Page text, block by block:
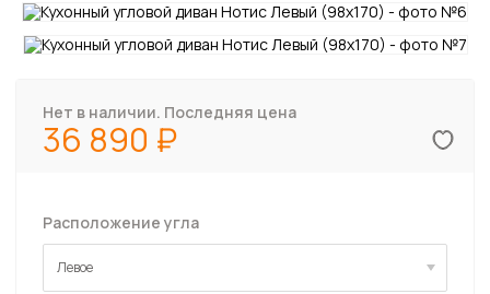
Нет в наличии. Последняя цена
36 890
Расположение угла
Левое